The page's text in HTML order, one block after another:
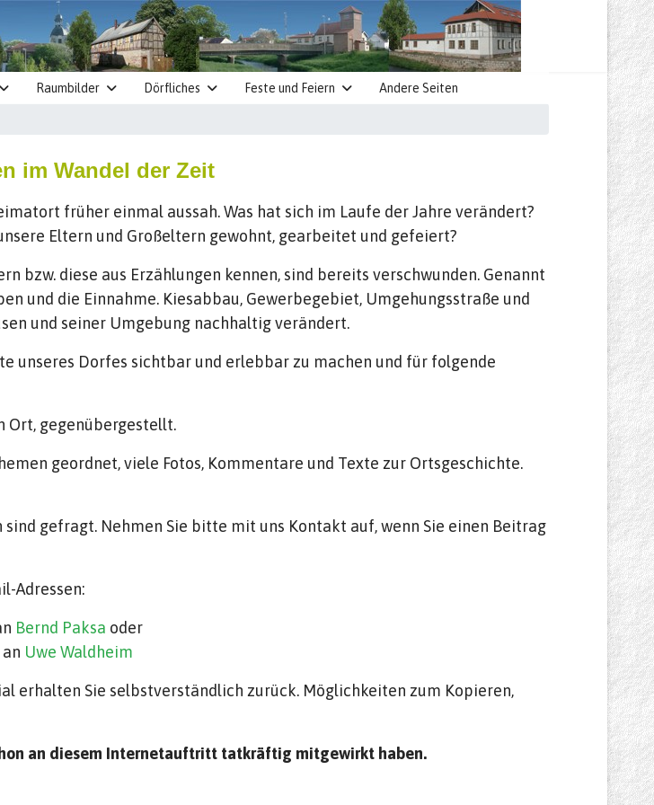
Raumbilder Dörfliches Feste und Feiern Andere Seiten
im Wandel der Zeit
früher einmal aussah. Was hat sich im Laufe der Jahre verändert?
Eltern und Großeltern gewohnt, gearbeitet und gefeiert?
bzw. diese aus Erzählungen kennen, sind bereits verschwunden. Genannt
und die Einnahme. Kiesabbau, Gewerbegebiet, Umgehungsstraße und
und seiner Umgebung nachhaltig verändert.
unseres Dorfes sichtbar und erlebbar zu machen und für folgende
Ort, gegenübergestellt.
geordnet, viele Fotos, Kommentare und Texte zur Ortsgeschichte.
gefragt. Nehmen Sie bitte mit uns Kontakt auf, wenn Sie einen Beitrag
Adressen:
Bernd Paksa oder
Uwe Waldheim
erhalten Sie selbstverständlich zurück. Möglichkeiten zum Kopieren,
an diesem Internetauftritt tatkräftig mitgewirkt haben.